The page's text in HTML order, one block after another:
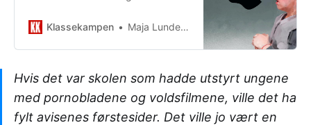
reell digital kompetanse, må skolen
Klassekampen Maja Lunde (Forfatter og medieviter)
Hvis det var skolen som hadde utstyrt ungene
med pornobladene og voldsfilmene, ville det ha
fylt avisenes førstesider. Det ville jo vært en